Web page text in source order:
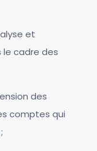
et
cadre des
des
comptes qui